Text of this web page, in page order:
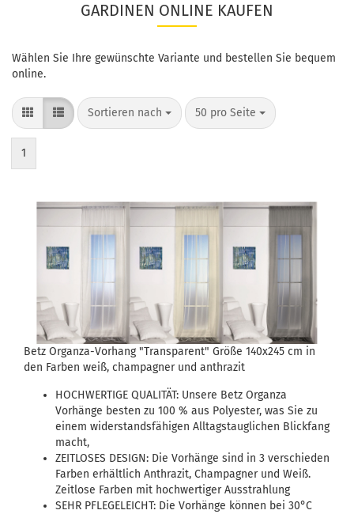
GARDINEN ONLINE KAUFEN
Wählen Sie Ihre gewünschte Variante und bestellen Sie bequem
online.
Sortieren nach 50 pro Seite
1
Betz Organza-Vorhang "Transparent" Größe 140x245 cm in
den Farben weiß, champagner und anthrazit
HOCHWERTIGE QUALITÄT: Unsere Betz Organza
Vorhänge besten zu 100 % aus Polyester, was Sie zu
einem widerstandsfähigen Alltagstauglichen Blickfang
macht,
ZEITLOSES DESIGN: Die Vorhänge sind in 3 verschieden
Farben erhältlich Anthrazit, Champagner und Weiß.
Zeitlose Farben mit hochwertiger Ausstrahlung
SEHR PFLEGELEICHT: Die Vorhänge können bei 30°C